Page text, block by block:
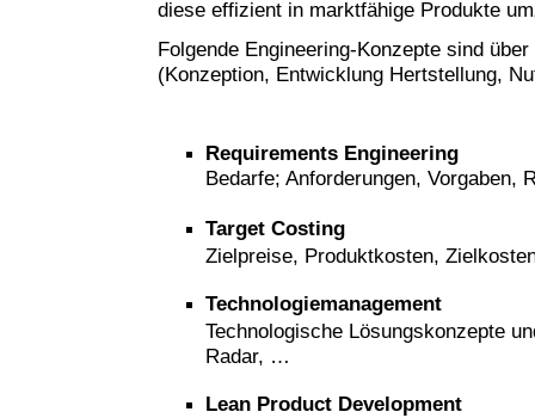
diese effizient in marktfähige Produkte
Folgende Engineering-Konzepte sind
(Konzeption, Entwicklung Hertstellung,
Requirements Engineering
Bedarfe; Anforderungen, Vorgaben,
Target Costing
Zielpreise, Produktkosten,
Technologiemanagement
Technologische Lösungskonzepte
Radar, …
Lean Product Development